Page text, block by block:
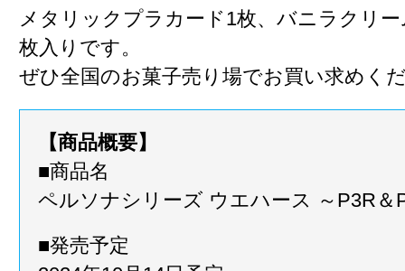
メタリックプラカード1枚、バニラクリ
枚入りです。
ぜひ全国のお菓子売り場でお買い求めく
【商品概要】
■商品名
ペルソナシリーズ ウエハース ～P3R＆
■発売予定